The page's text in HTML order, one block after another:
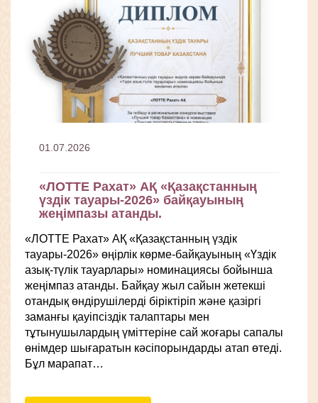
01.07.2026
«ЛОТТЕ Рахат» АҚ «Қазақстанның
үздік тауары-2026» байқауының
жеңімпазы атанды.
«ЛОТТЕ Рахат» АҚ «Қазақстанның үздік
тауары-2026» өңірлік көрме-байқауының «Үздік
азық-түлік тауарлары» номинациясы бойынша
жеңімпаз атанды. Байқау жыл сайын жетекші
отандық өндірушілерді біріктіріп және қазіргі
заманғы қауіпсіздік талаптары мен
тұтынушылардың үміттеріне сай жоғары сапалы
өнімдер шығаратын кәсіпорындарды атап өтеді.
Бұл марапат…